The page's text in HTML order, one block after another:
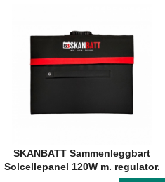
SKANBATT Sammenleggbart
Solcellepanel 120W m. regulator.